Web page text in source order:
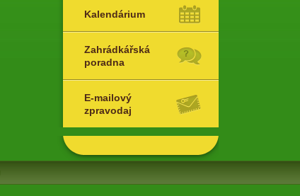
Kalendárium
Zahrádkářská
poradna
E-mailový
zpravodaj